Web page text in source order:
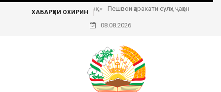
ХАБАРҲОИ ОХИРИН Пешвои ҳаракати сулҳи ҷаҳонӣ
08.08.2026